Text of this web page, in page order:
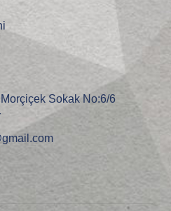
Sokak No:6/6